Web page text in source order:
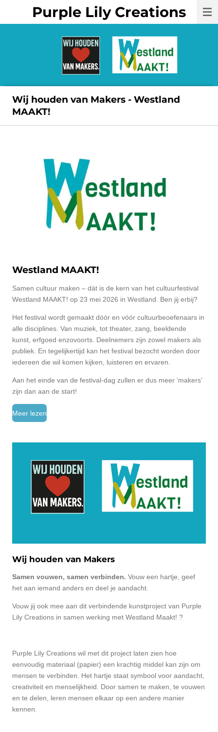
Purple Lily Creations
Wij houden van Makers - Westland
MAAKT!
Westland MAAKT!
Samen cultuur maken – dát is de kern van het cultuurfestival
Westland MAAKT! op 23 mei 2026 in Westland. Ben jij erbij?
Het festival wordt gemaakt dóór en vóór cultuurbeoefenaars in
alle disciplines. Van muziek, tot theater, zang, beeldende
kunst, erfgoed enzovoorts. Deelnemers zijn zowel makers als
publiek. En tegelijkertijd kan het festival bezocht worden door
iedereen die wil komen kijken, luisteren en ervaren.
Aan het einde van de festival-dag zullen er dus meer ‘makers’
zijn dan aan de start!
Meer lezen
Wij houden van Makers
Samen vouwen, samen verbinden. Vouw een hartje, geef
het aan iemand anders en deel je aandacht.
Vouw jij ook mee aan dit verbindende kunstproject van Purple
Lily Creations in samen werking met Westland Maakt! ?
Purple Lily Creations wil met dit project laten zien hoe
eenvoudig materiaal (papier) een krachtig middel kan zijn om
mensen te verbinden. Het hartje staat symbool voor aandacht,
creativiteit en menselijkheid. Door samen te maken, te vouwen
en te delen, leren mensen elkaar op een andere manier
kennen.